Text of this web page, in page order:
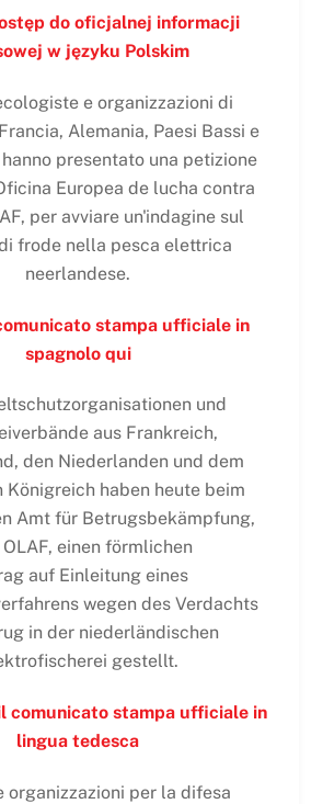
do oficjalnej informacji
w języku Polskim
e organizzazioni di
Alemania, Paesi Bassi e
presentato una petizione
Europea de lucha contra
per avviare un'indagine sul
frode nella pesca elettrica
neerlandese.
stampa ufficiale in
spagnolo qui
und
aus Frankreich,
den Niederlanden und dem
Königreich haben heute beim
Amt für Betrugsbekämpfung,
OLAF, einen förmlichen
auf Einleitung eines
wegen des Verdachts
in der niederländischen
gestellt.
comunicato stampa ufficiale in
lingua tedesca
organizzazioni per la difesa